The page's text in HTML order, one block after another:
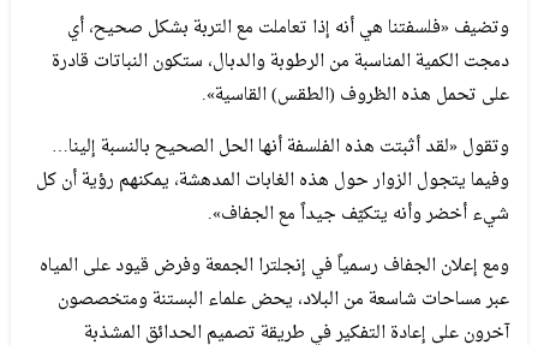
وتضيف «فلسفتنا هي أنه إذا تعاملت مع التربة بشكل صحيح، أي
دمجت الكمية المناسبة من الرطوبة والدبال، ستكون النباتات قادرة
على تحمل هذه الظروف (الطقس) القاسية».
وتقول «لقد أثبتت هذه الفلسفة أنها الحل الصحيح بالنسبة إلينا…
وفيما يتجول الزوار حول هذه الغابات المدهشة، يمكنهم رؤية أن كل
شيء أخضر وأنه يتكيّف جيداً مع الجفاف».
ومع إعلان الجفاف رسمياً في إنجلترا الجمعة وفرض قيود على المياه
عبر مساحات شاسعة من البلاد، يحض علماء البستنة ومتخصصون
آخرون على إعادة التفكير في طريقة تصميم الحدائق المشذبة